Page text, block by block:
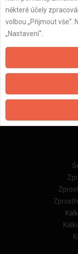
Zásady
některé účely
volbou „Přijmout vše“.
„Nastavení“.